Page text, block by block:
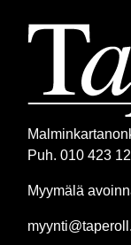
Puh. 010 423
Myymälä